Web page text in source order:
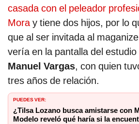
casada con el peleador
Moray tiene dos hijos, por lo
que al ser invitada al
vería en la pantalla del estudio
Manuel Vargas, con quien
tres años de relación.
PUEDES VER:
¿Tilsa Lozano busca amistarse con
Modelo reveló qué haría si la